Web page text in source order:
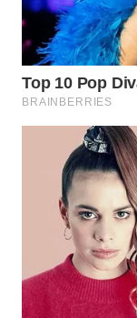
SOLO
WN
BOROBUDUR
WN
MADURA
WN
SURABAYA
WN
NATUNA